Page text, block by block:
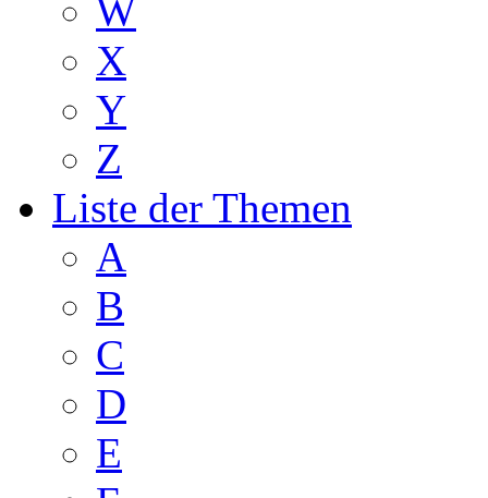
W
X
Y
Z
Liste der Themen
A
B
C
D
E